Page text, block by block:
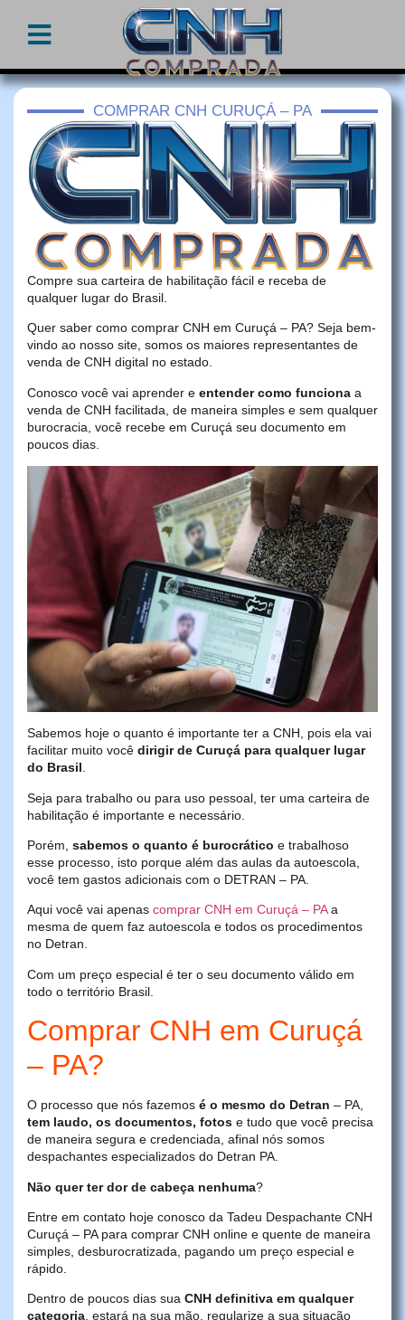
COMPRAR CNH CURUÇÁ – PA
Compre sua carteira de habilitação fácil e receba de
qualquer lugar do Brasil.
Quer saber como comprar CNH em Curuçá – PA? Seja bem-
vindo ao nosso site, somos os maiores representantes de
venda de CNH digital no estado.
Conosco você vai aprender e entender como funciona a
venda de CNH facilitada, de maneira simples e sem qualquer
burocracia, você recebe em Curuçá seu documento em
poucos dias.
Sabemos hoje o quanto é importante ter a CNH, pois ela vai
facilitar muito você dirigir de Curuçá para qualquer lugar
do Brasil.
Seja para trabalho ou para uso pessoal, ter uma carteira de
habilitação é importante e necessário.
Porém, sabemos o quanto é burocrático e trabalhoso
esse processo, isto porque além das aulas da autoescola,
você tem gastos adicionais com o DETRAN – PA.
Aqui você vai apenas comprar CNH em Curuçá – PAa
mesma de quem faz autoescola e todos os procedimentos
no Detran.
Com um preço especial é ter o seu documento válido em
todo o território Brasil.
Comprar CNH em Curuçá
– PA?
O processo que nós fazemos é o mesmo do Detran – PA,
tem laudo, os documentos, fotos e tudo que você precisa
de maneira segura e credenciada, afinal nós somos
despachantes especializados do Detran PA.
Não quer ter dor de cabeça nenhuma?
Entre em contato hoje conosco da Tadeu Despachante CNH
Curuçá – PA para comprar CNH online e quente de maneira
simples, desburocratizada, pagando um preço especial e
rápido.
Dentro de poucos dias sua CNH definitiva em qualquer
categoria, estará na sua mão, regularize a sua situação